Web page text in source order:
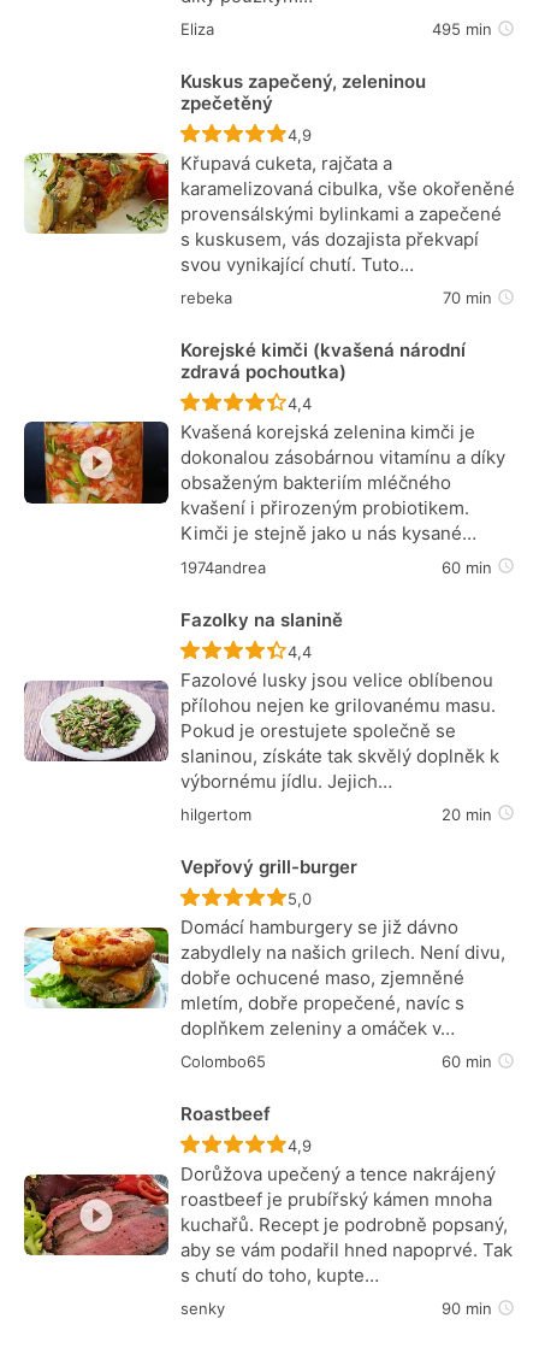
Eliza 495 min
Kuskus zapečený, zeleninou
zpečetěný
Recept ještě nebyl hodnocen
4,9
Křupavá cuketa, rajčata a
karamelizovaná cibulka, vše okořeněné
provensálskými bylinkami a zapečené
s kuskusem, vás dozajista překvapí
svou vynikající chutí. Tuto…
rebeka 70 min
Korejské kimči (kvašená národní
zdravá pochoutka)
Recept ještě nebyl hodnocen
4,4
Kvašená korejská zelenina kimči je
dokonalou zásobárnou vitamínu a díky
obsaženým bakteriím mléčného
kvašení i přirozeným probiotikem.
Kimči je stejně jako u nás kysané…
1974andrea 60 min
Fazolky na slanině
Recept ještě nebyl hodnocen
4,4
Fazolové lusky jsou velice oblíbenou
přílohou nejen ke grilovanému masu.
Pokud je orestujete společně se
slaninou, získáte tak skvělý doplněk k
výbornému jídlu. Jejich…
hilgertom 20 min
Vepřový grill-burger
Recept ještě nebyl hodnocen
5,0
Domácí hamburgery se již dávno
zabydlely na našich grilech. Není divu,
dobře ochucené maso, zjemněné
mletím, dobře propečené, navíc s
doplňkem zeleniny a omáček v…
Colombo65 60 min
Roastbeef
Recept ještě nebyl hodnocen
4,9
Dorůžova upečený a tence nakrájený
roastbeef je prubířský kámen mnoha
kuchařů. Recept je podrobně popsaný,
aby se vám podařil hned napoprvé. Tak
s chutí do toho, kupte…
senky 90 min